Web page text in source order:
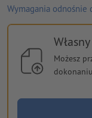
Wymagania odnośnie
Możesz